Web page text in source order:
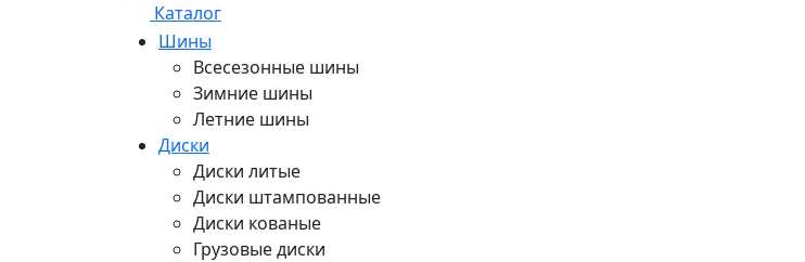
Каталог
Шины
Всесезонные шины
Зимние шины
Летние шины
Диски
Диски литые
Диски штампованные
Диски кованые
Грузовые диски